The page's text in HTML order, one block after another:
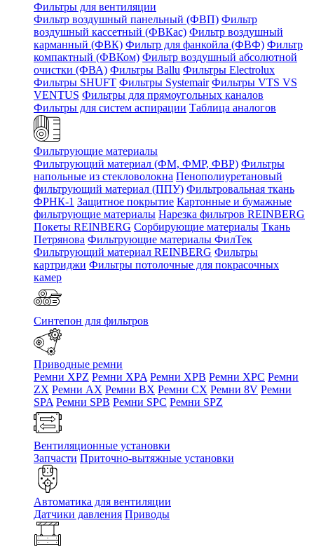
Фильтры для вентиляции
Фильтр воздушный панельный (ФВП) Фильтр
воздушный кассетный (ФВКас) Фильтр воздушный
карманный (ФВК) Фильтр для фанкойла (ФВФ) Фильтр
компактный (ФВКом) Фильтр воздушный абсолютной
очистки (ФВА) Фильтры Ballu Фильтры Electrolux
Фильтры SHUFT Фильтры Systemair Фильтры VTS VS
VENTUS Фильтры для прямоугольных каналов
Фильтры для систем аспирации Таблица аналогов
Фильтрующие материалы
Фильтрующий материал (ФМ, ФМР, ФВР) Фильтры
напольные из стекловолокна Пенополиуретановый
фильтрующий материал (ППУ) Фильтровальная ткань
ФРНК-1 Защитное покрытие Картонные и бумажные
фильтрующие материалы Нарезка фильтров REINBERG
Покеты REINBERG Сорбирующие материалы Ткань
Петрянова Фильтрующие материалы ФилТек
Фильтрующий материал REINBERG Фильтры
картриджи Фильтры потолочные для покрасочных
камер
Синтепон для фильтров
Приводные ремни
Ремни XPZ Ремни XPA Ремни XPB Ремни XPC Ремни
ZX Ремни AX Ремни BX Ремни CX Ремни 8V Ремни
SPA Ремни SPB Ремни SPC Ремни SPZ
Вентиляционные установки
Запчасти Приточно-вытяжные установки
Автоматика для вентиляции
Датчики давления Приводы